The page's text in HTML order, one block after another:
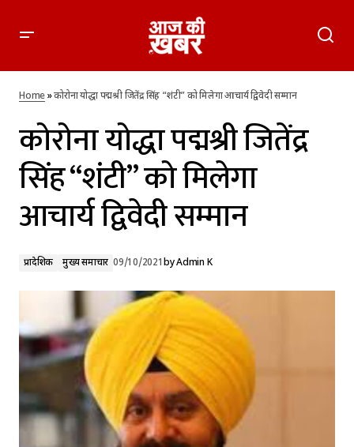
कोरोना योद्धा पद्मश्री जितेंद्र सिंह “शंटी” को मिलेगा आचार्य द्विवेदी सम्मान
Home»कोरोना योद्धा पद्मश्री जितेंद्र सिंह “शंटी” को मिलेगा आचार्य द्विवेदी सम्मान
कोरोना योद्धा पद्मश्री जितेंद्र
सिंह “शंटी” को मिलेगा
आचार्य द्विवेदी सम्मान
प्रादेशिक मुख्य समाचार 09/10/2021byAdmin K